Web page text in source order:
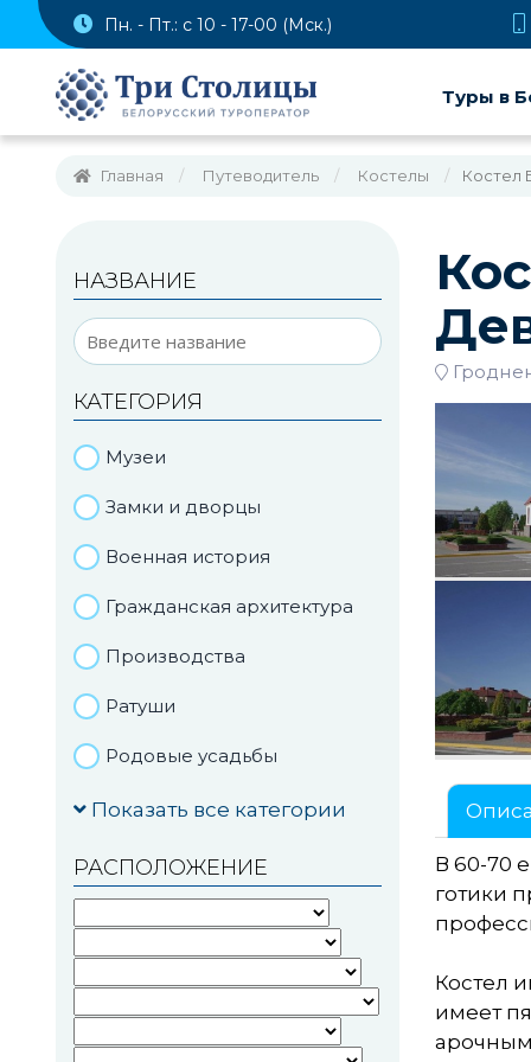
Пн. - Пт.: с 10 - 17-00 (Мск.)
Туры в
Главная Путеводитель Костелы Костел
НАЗВАНИЕ
КАТЕГОРИЯ
Музеи
Замки и дворцы
Военная история
Гражданская архитектура
Производства
Ратуши
Родовые усадьбы
Садово-парковая
Национальные парки и
заказники
Озера и водоемы
Памятники археологии
Показать все категории
РАСПОЛОЖЕНИЕ
В 60-70
готики
Костел
имеет